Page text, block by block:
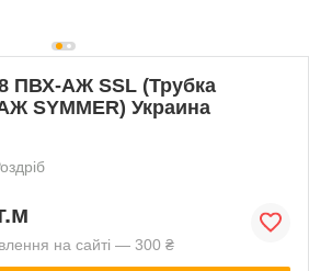
ПВХ-АЖ SSL (Трубка
SYMMER) Украина
на сайті — 300 ₴